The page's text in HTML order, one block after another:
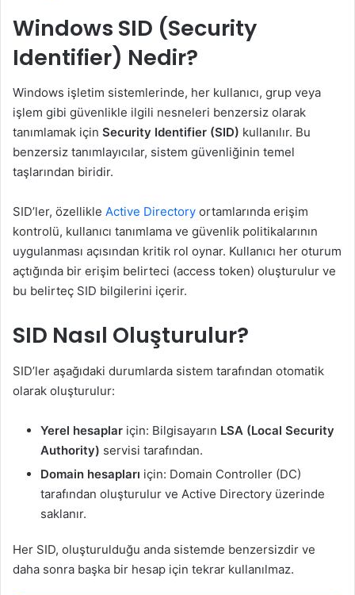
Windows SID (Security
Identifier) Nedir?
Windows işletim sistemlerinde, her kullanıcı, grup veya
işlem gibi güvenlikle ilgili nesneleri benzersiz olarak
tanımlamak için Security Identifier (SID) kullanılır. Bu
benzersiz tanımlayıcılar, sistem güvenliğinin temel
taşlarından biridir.
SID’ler, özellikle Active Directory ortamlarında erişim
kontrolü, kullanıcı tanımlama ve güvenlik politikalarının
uygulanması açısından kritik rol oynar. Kullanıcı her oturum
açtığında bir erişim belirteci (access token) oluşturulur ve
bu belirteç SID bilgilerini içerir.
SID Nasıl Oluşturulur?
SID’ler aşağıdaki durumlarda sistem tarafından otomatik
olarak oluşturulur:
Yerel hesaplar için: Bilgisayarın LSA (Local Security
Authority) servisi tarafından.
Domain hesapları için: Domain Controller (DC)
tarafından oluşturulur ve Active Directory üzerinde
saklanır.
Her SID, oluşturulduğu anda sistemde benzersizdir ve
daha sonra başka bir hesap için tekrar kullanılmaz.